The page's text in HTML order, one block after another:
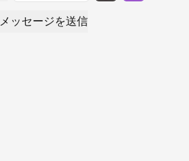
メッセージを送信